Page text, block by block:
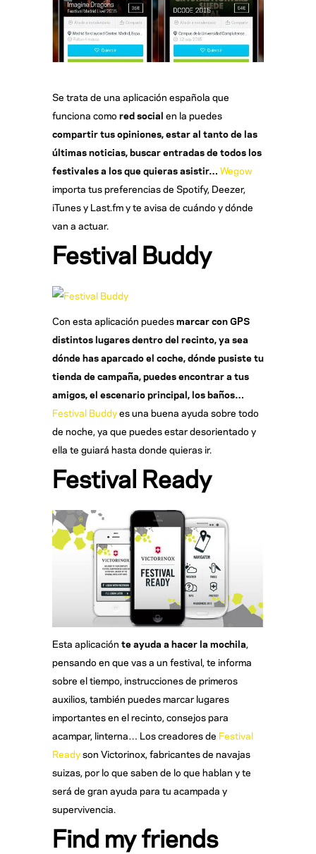
Se trata de una aplicación española que
funciona como red social en la puedes
compartir tus opiniones, estar al tanto de las
últimas noticias, buscar entradas de todos los
festivales a los que quieras asistir…
Wegow
importa tus preferencias de Spotify, Deezer,
iTunes y Last.fm y te avisa de cuándo y dónde
van a actuar.
Festival Buddy
Con esta aplicación puedesmarcar con GPS
distintos lugares dentro del recinto, ya sea
dónde has aparcado el coche, dónde pusiste tu
tienda de campaña, puedes encontrar a tus
amigos, el escenario principal, los baños
Festival Buddyes una buena ayuda sobre todo
de noche, ya que puedes estar desorientado y
ella te guiará hasta donde quieras ir.
Festival Ready
Esta aplicación te ayuda a hacer la mochila,
pensando en que vas a un festival, te informa
sobre el tiempo, instrucciones de primeros
auxilios, también puedes marcar lugares
importantes en el recinto, consejos para
acampar, linterna… Los creadores de Festival
Readyson Victorinox, fabricantes de navajas
suizas, por lo que saben de lo que hablan y te
será de gran ayuda para tu acampada y
supervivencia.
Find my friends